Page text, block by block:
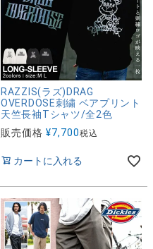
RAZZIS(ラズ)DRAG
OVERDOSE刺繍 ベアプリント
天竺長袖Tシャツ/全2色
販売価格 ¥7,700税込
カートに入れる